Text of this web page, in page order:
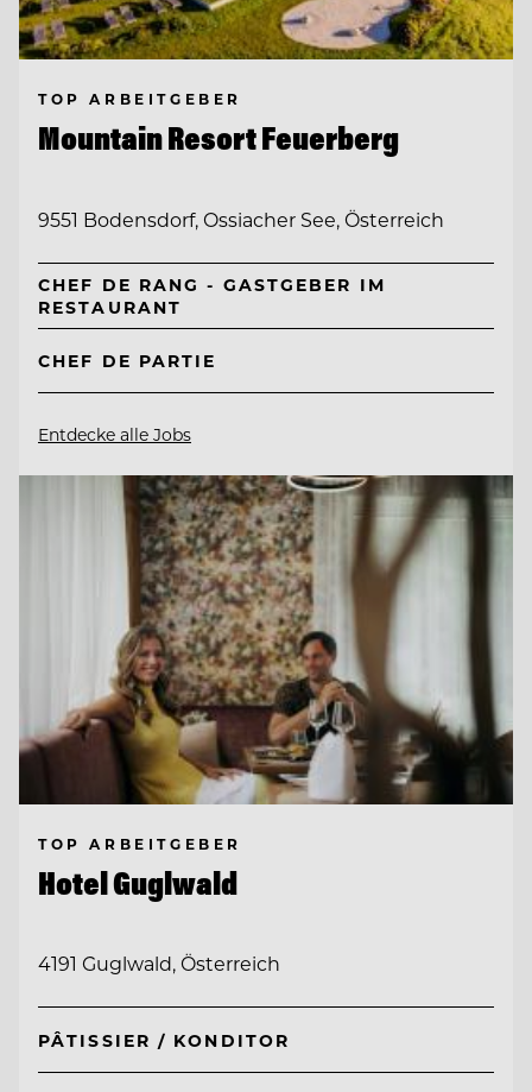
TOP ARBEITGEBER
Mountain Resort Feuerberg
9551 Bodensdorf, Ossiacher See, Österreich
CHEF DE RANG - GASTGEBER IM
RESTAURANT
CHEF DE PARTIE
Entdecke alle Jobs
TOP ARBEITGEBER
Hotel Guglwald
4191 Guglwald, Österreich
PÂTISSIER / KONDITOR